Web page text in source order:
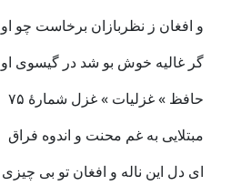
و افغان ز نظربازان برخاست چو
گر غالیه خوش بو شد در گیسوی او
حافظ » غزلیات » غزل شمارهٔ ۷۵
مبتلایی به غم محنت و اندوه فراق
ای دل این ناله و افغان تو بی